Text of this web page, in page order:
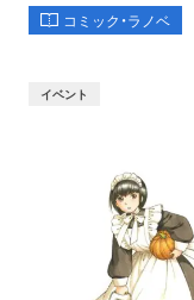
コミック・ラノベ
イベント